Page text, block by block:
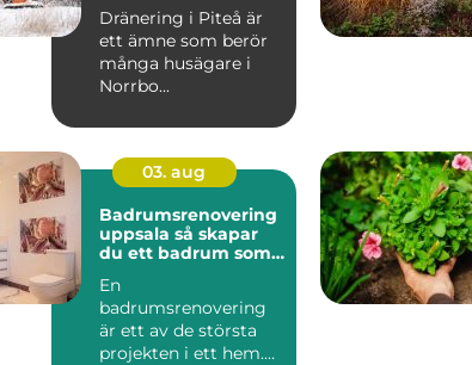
Dränering i Piteå är
ett ämne som berör
många husägare i
Norrbo...
03. aug
Badrumsrenovering
uppsala så skapar
du ett badrum som
En
badrumsrenovering
är ett av de största
projekten i ett hem.